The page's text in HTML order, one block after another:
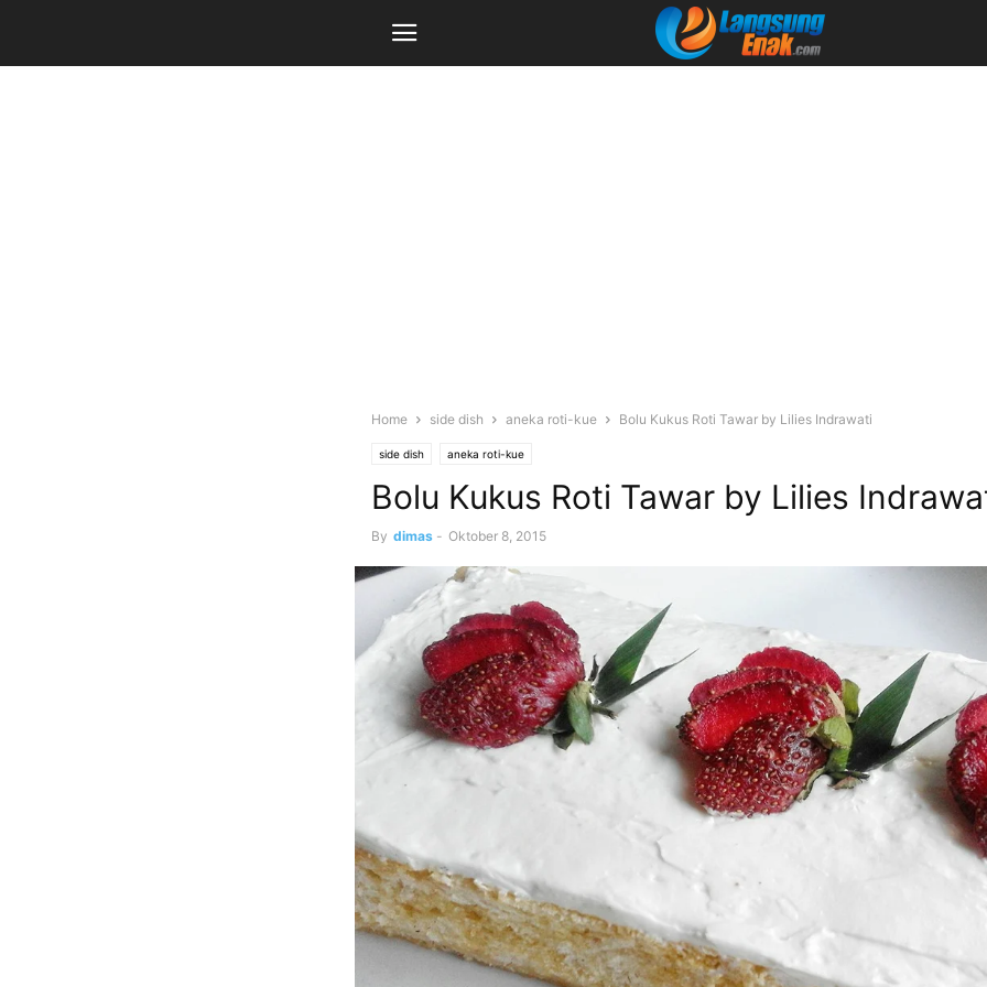
Home side dish aneka roti-kue Bolu Kukus Roti Tawar by Lilies Indrawati
side dish aneka roti-kue
Bolu Kukus Roti Tawar by Lilies
By dimas - Oktober 8, 2015